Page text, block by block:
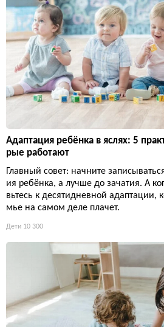
Адаптация ребёнка в яслях: 5
рые работают
Главный совет: начните
ия ребёнка, а лучше до зачатия. А
вьтесь к десятидневной адаптации,
мье на самом деле плачет.
Дети 10 300